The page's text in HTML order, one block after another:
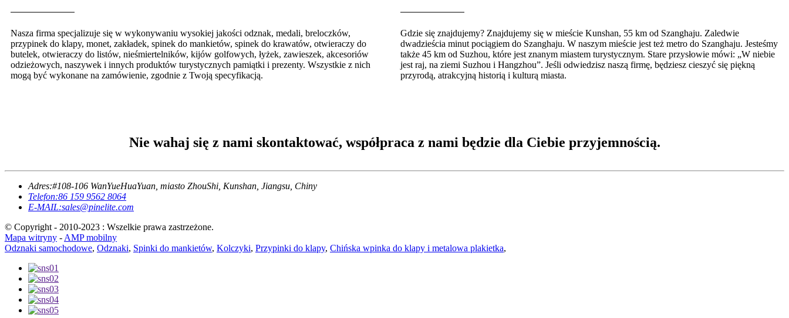
Nasza firma specjalizuje się w wykonywaniu wysokiej jakości odznak, medali, breloczków,
przypinek do klapy, monet, zakładek, spinek do mankietów, spinek do krawatów, otwieraczy do
butelek, otwieraczy do listów, nieśmiertelników, kijów golfowych, łyżek, zawieszek, akcesoriów
odzieżowych, naszywek i innych produktów turystycznych pamiątki i prezenty. Wszystkie z nich
mogą być wykonane na zamówienie, zgodnie z Twoją specyfikacją.
Gdzie się znajdujemy? Znajdujemy się w mieście Kunshan, 55 km od Szanghaju. Zaledwie
dwadzieścia minut pociągiem do Szanghaju. W naszym mieście jest też metro do Szanghaju. Jesteśmy
także 45 km od Suzhou, które jest znanym miastem turystycznym. Stare przysłowie mówi: „W niebie
jest raj, na ziemi Suzhou i Hangzhou”. Jeśli odwiedzisz naszą firmę, będziesz cieszyć się piękną
przyrodą, atrakcyjną historią i kulturą miasta.
Nie wahaj się z nami skontaktować, współpraca z nami będzie dla Ciebie przyjemnością.
Adres:#108-106 WanYueHuaYuan, miasto ZhouShi, Kunshan, Jiangsu, Chiny
Telefon:86 159 9562 8064
E-MAIL:sales@pinelite.com
© Copyright - 2010-2023 : Wszelkie prawa zastrzeżone.
Mapa witryny - AMP mobilny
Odznaki samochodowe, Odznaki, Spinki do mankietów, Kolczyki, Przypinki do klapy, Chińska wpinka do klapy i metalowa plakietka,